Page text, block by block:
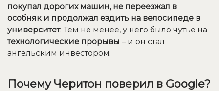
покупал дорогих машин, не переезжал в
особняк и продолжал ездить на велосипеде в
университет. Тем не менее, у него было чутье на
технологические прорывы – и он стал
ангельским инвестором.
Почему Черитон поверил в Google?